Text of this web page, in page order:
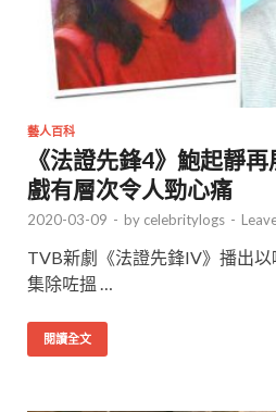
藝人百科
《法證先鋒4》鮑起靜
戲有層次令人勁心痛
2020-03-09 - by celebritylogs -
TVB新劇《法證先鋒IV》播出
集除咗搵 …
閱讀全文